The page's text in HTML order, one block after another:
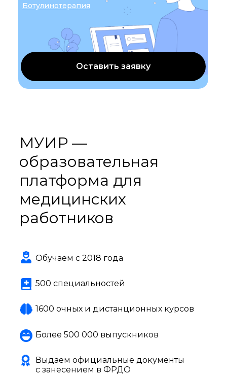
Ботулинотерапия
Оставить заявку
Обучаем с 2018 года
500 специальностей
1600 очных и дистанционных курсов
Более 500 000 выпускников
Выдаем официальные документы
с занесением в ФРДО
МУИР —
образовательная
платформа для
медицинских
работников